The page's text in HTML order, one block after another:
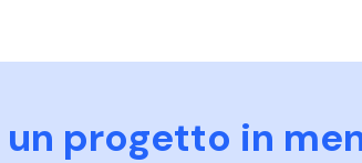
un progetto in